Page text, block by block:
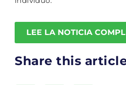
LEE LA NOTICIA
Share this